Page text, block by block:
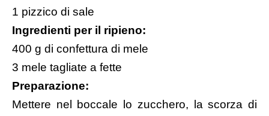
1 pizzico di sale
Ingredienti per il ripieno:
400 g di confettura di mele
3 mele tagliate a fette
Preparazione:
Mettere nel boccale lo zucchero, la scorza di